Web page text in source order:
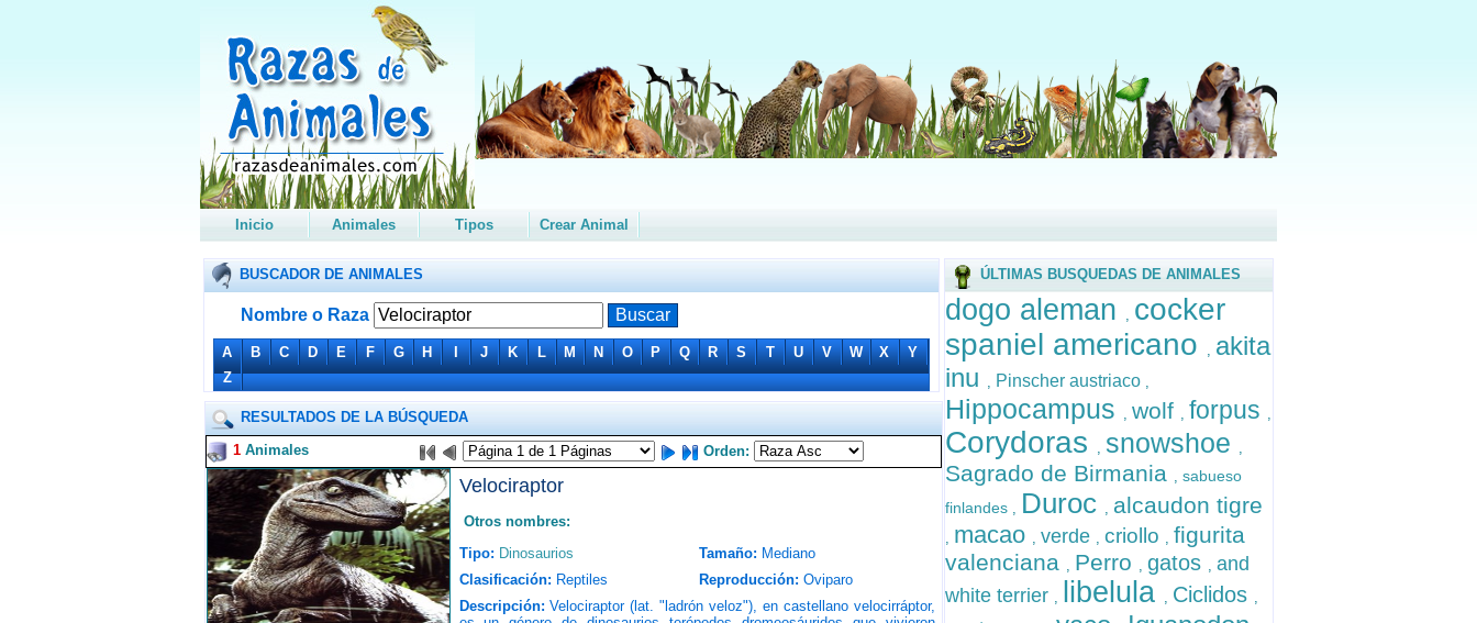
Inicio Animales Tipos Crear Animal
BUSCADOR DE ANIMALES
Nombre o Raza
A B C D E F G H I J K L M N O P Q R S T U V W X
Y
Z
ÚLTIMAS BUSQUEDAS DE ANIMALES
dogo aleman , cocker
spaniel americano
, akita
inu , Pinscher austriaco ,
Hippocampus , wolf , forpus ,
Corydoras , snowshoe ,
Sagrado de Birmania , sabueso
finlandes , Duroc , alcaudon tigre
, macao , verde , criollo , figurita
valenciana , Perro , gatos , and
white terrier , libelula , Ciclidos ,
RESULTADOS DE LA BÚSQUEDA
1Animales Orden:
Velociraptor
Otros nombres:
Tipo: Dinosaurios Tamaño: Mediano
Clasificación: Reptiles Reproducción: Oviparo
Descripción: Velociraptor (lat. "ladrón veloz"), en castellano velocirráptor,